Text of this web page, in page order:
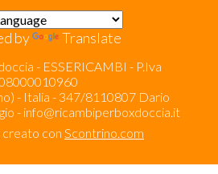
by Translate
- ESSERICAMBI - P.Iva
- Italia - 347/8110807 Dario
- info@ricambiperboxdoccia.it
con Scontrino.com